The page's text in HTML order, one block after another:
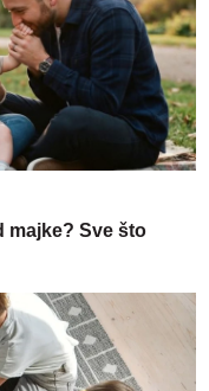
majke? Sve što